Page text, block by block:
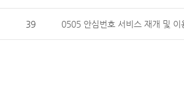
39 0505 안심번호 서비스 재개 및 이